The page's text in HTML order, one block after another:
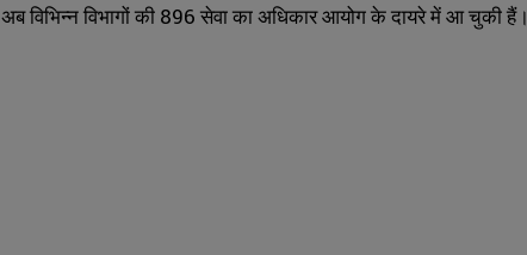
*
E
*
E
अब विभिन्न विभागों की 896 सेवा का अधिकार आयोग के दायरे में आ चुकी हैं।